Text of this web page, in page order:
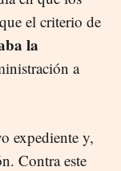
el criterio de
la
a
expediente y,
Contra este